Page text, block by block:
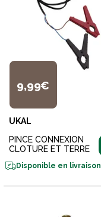
9,99€
UKAL
PINCE CONNEXION
CLOTURE ET TERRE
Disponible en livraison